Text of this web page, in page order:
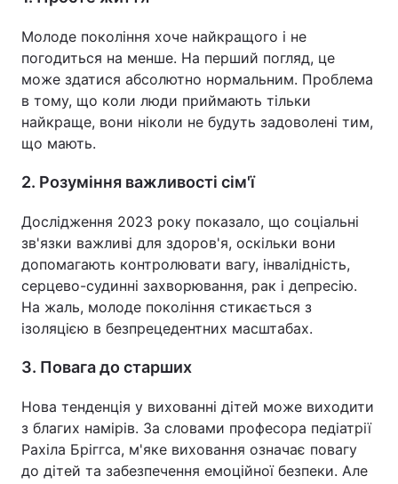
Молоде покоління хоче найкращого і не
погодиться на менше. На перший погляд, це
може здатися абсолютно нормальним. Проблема
в тому, що коли люди приймають тільки
найкраще, вони ніколи не будуть задоволені тим,
що мають.
2. Розуміння важливості сім'ї
Дослідження 2023 року показало, що соціальні
зв'язки важливі для здоров'я, оскільки вони
допомагають контролювати вагу, інвалідність,
серцево-судинні захворювання, рак і депресію.
На жаль, молоде покоління стикається з
ізоляцією в безпрецедентних масштабах.
3. Повага до старших
Нова тенденція у вихованні дітей може виходити
з благих намірів. За словами професора педіатрії
Рахіла Бріггса, м'яке виховання означає повагу
до дітей та забезпечення емоційної безпеки. Але